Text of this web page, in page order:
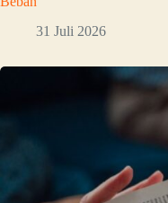
31 Juli 2026